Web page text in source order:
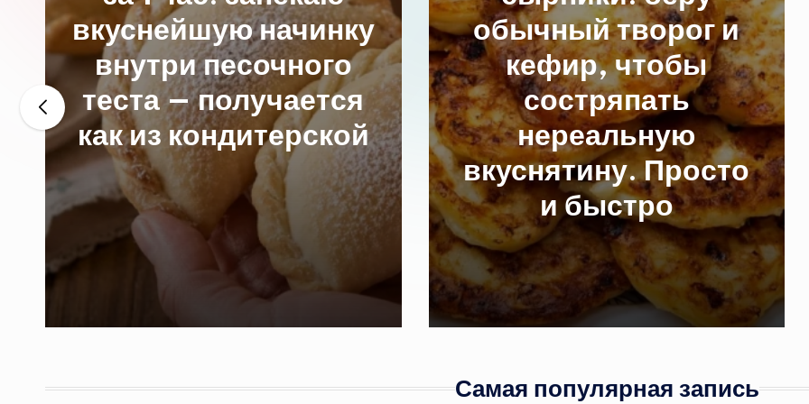
начинку
обычный творог и
кефир, чтобы
состряпать
нереальную
вкуснятину. Просто
и быстро
Самая популярная запись